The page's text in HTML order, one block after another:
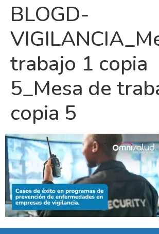
BLOGD-
trabajo 1 copia
5_Mesa de
copia 5